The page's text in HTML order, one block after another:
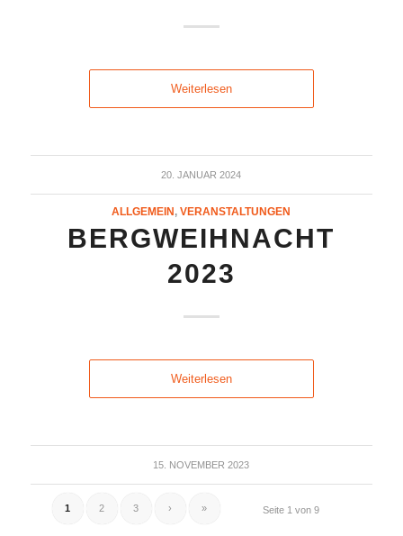
Weiterlesen
20. JANUAR 2024
ALLGEMEIN ,VERANSTALTUNGEN
BERGWEIHNACHT
2023
Weiterlesen
15. NOVEMBER 2023
Seite 1 von 9
1 2 3 › »